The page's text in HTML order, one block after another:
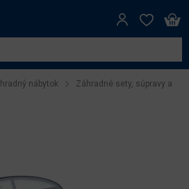
nábytok
Záhradné sety, súpravy a